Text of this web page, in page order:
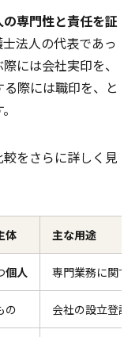
専門性と責任を証
法人の代表であっ
には会社実印を、
際には職印を、と
をさらに詳しく見
体 主な用途
個人 専門業務に関す
の 会社の設立登記